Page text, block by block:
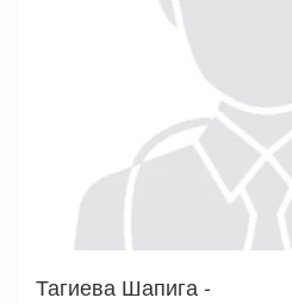
Тагиева Шапига -